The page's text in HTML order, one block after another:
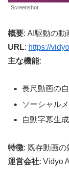
Screenshot
概要: AI駆動の動
URL: https://
主な機能:
長尺動画の
ソーシャル
自動字幕生成
特徴: 既存動画
運営会社: Vidyo